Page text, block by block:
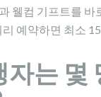
웰컴 기프트를 바
예약하면 최소
자는 몇